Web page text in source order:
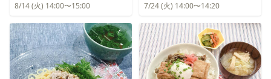
8/14 (火) 14:00〜15:00 7/24 (火) 14:00〜14:20